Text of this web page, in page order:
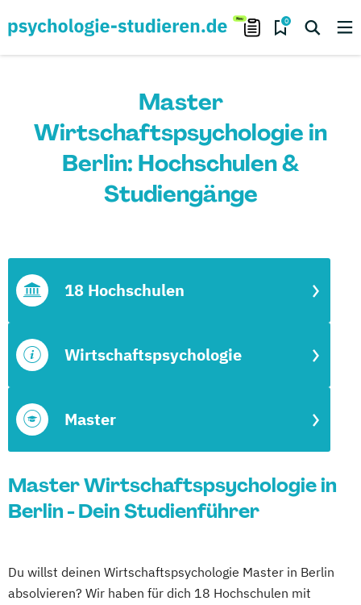
0
Master
Wirtschaftspsychologie in
Berlin: Hochschulen &
Studiengänge
Master
Wirtschaftspsychologie
18 Hochschulen
Master Wirtschaftspsychologie in
Berlin - Dein Studienführer
Du willst deinen Wirtschaftspsychologie Master in Berlin
absolvieren? Wir haben für dich 18 Hochschulen mit